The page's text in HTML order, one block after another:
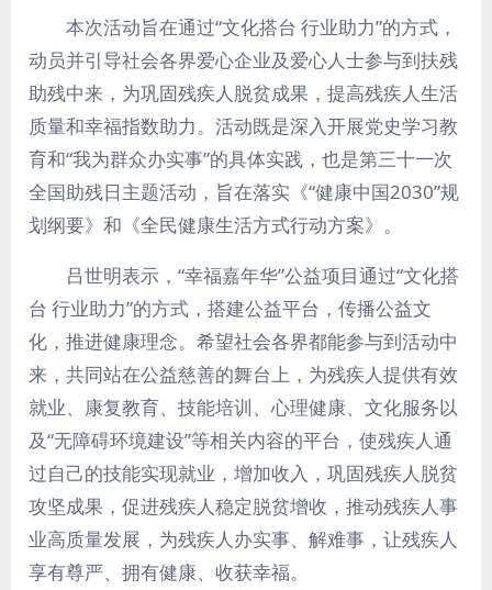
本次活动旨在通过“文化搭台 行业助力”的方式，
动员并引导社会各界爱心企业及爱心人士参与到扶残
助残中来，为巩固残疾人脱贫成果，提高残疾人生活
质量和幸福指数助力。活动既是深入开展党史学习教
育和“我为群众办实事”的具体实践，也是第三十一次
全国助残日主题活动，旨在落实《“健康中国2030”规
划纲要》和《全民健康生活方式行动方案》。
吕世明表示，“幸福嘉年华”公益项目通过“文化搭
台 行业助力”的方式，搭建公益平台，传播公益文
化，推进健康理念。希望社会各界都能参与到活动中
来，共同站在公益慈善的舞台上，为残疾人提供有效
就业、康复教育、技能培训、心理健康、文化服务以
及“无障碍环境建设”等相关内容的平台，使残疾人通
过自己的技能实现就业，增加收入，巩固残疾人脱贫
攻坚成果，促进残疾人稳定脱贫增收，推动残疾人事
业高质量发展，为残疾人办实事、解难事，让残疾人
享有尊严、拥有健康、收获幸福。